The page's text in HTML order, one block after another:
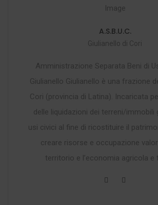
A.S.B.U.C.
Giulianello di Cori
Amministrazione Separata Beni di
Giulianello Giulianello è una frazione
Cori (provincia di Latina). Incaricata
delle liquidazioni dei terreni/immobili
usi civici al fine di ricostituire il
creare risorse e occupazione
territorio e l’economia agricola e